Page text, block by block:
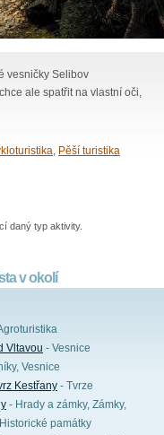
vesničky Selibov
ale spatřit na vlastní oči,
, Pěší turistika
daný typ aktivity.
v okolí
Vltavou - Vesnice
Vesnice
Kestřany - Tvrze
- Hrady a zámky, Zámky,
památky